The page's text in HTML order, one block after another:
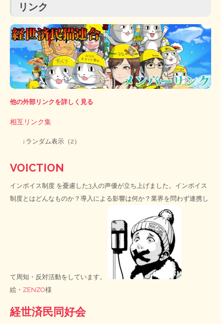
リンク
他の外部リンクを詳しく見る
相互リンク集
↓ランダム表示（2）
VOICTION
インボイス制度 を憂慮した3人の声優が立ち上げました。インボイス
制度とはどんなものか？導入による影響は何か？業界を問わず連携し
て周知・反対活動をしています。
絵・ ZENZO様
経世済民同好会